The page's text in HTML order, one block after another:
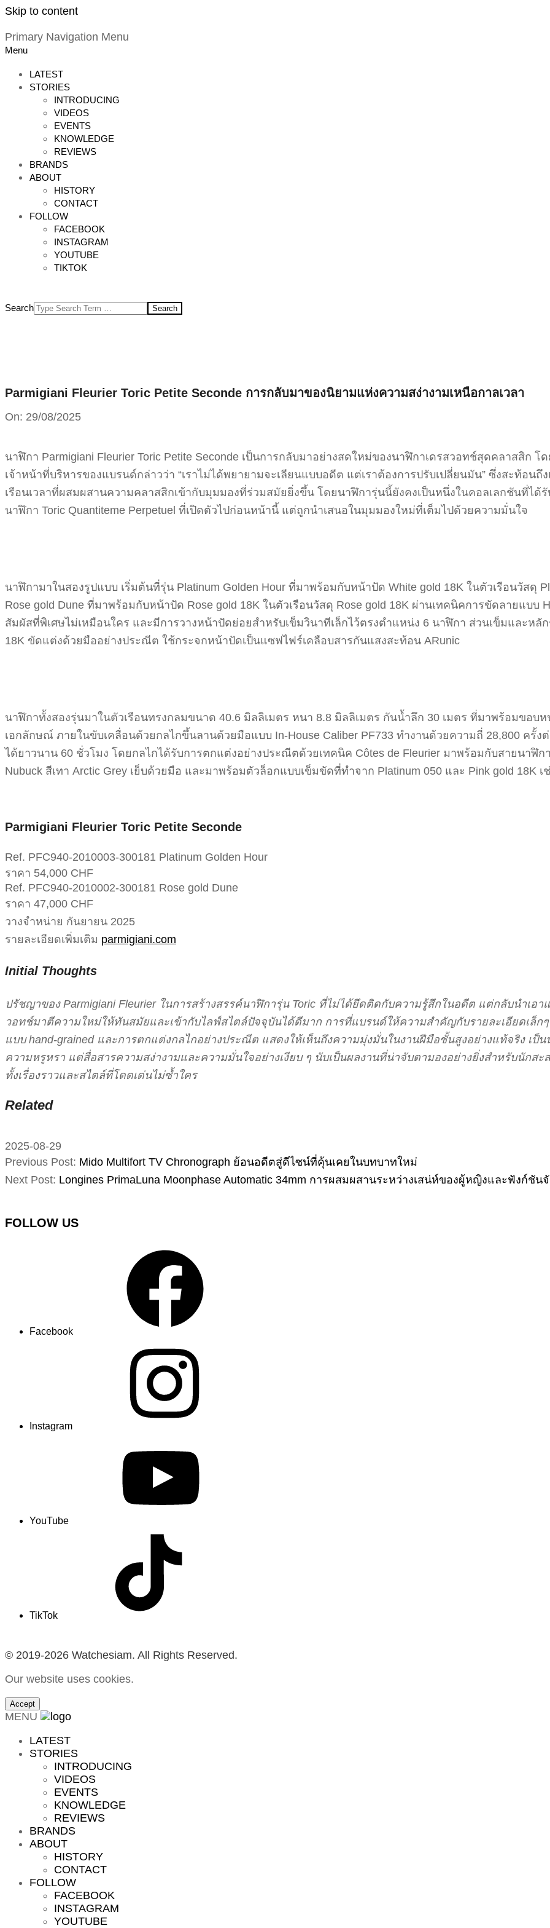
Skip to content
Primary Navigation Menu
Menu
LATEST
STORIES
INTRODUCING
VIDEOS
EVENTS
KNOWLEDGE
REVIEWS
BRANDS
ABOUT
HISTORY
CONTACT
FOLLOW
FACEBOOK
INSTAGRAM
YOUTUBE
TIKTOK
Search
Parmigiani Fleurier Toric Petite Seconde การกลับมาของนิยามแห่งความสง่างามเหนือกาลเวลา
On: 29/08/2025
นาฬิกา Parmigiani Fleurier Toric Petite Seconde เป็นการกลับมาอย่างสดใหม่ของนาฬิกาเดรสวอทช์สุดคลาสสิก โ
เจ้าหน้าที่บริหารของแบรนด์กล่าวว่า “เราไม่ได้พยายามจะเลียนแบบอดีต แต่เราต้องการปรับเปลี่ยนมัน” ซึ่งสะท้อนถึ
เรือนเวลาที่ผสมผสานความคลาสสิกเข้ากับมุมมองที่ร่วมสมัยยิ่งขึ้น โดยนาฬิการุ่นนี้ยังคงเป็นหนึ่งในคอลเลกชันที่ได้
นาฬิกา Toric Quantiteme Perpetuel ที่เปิดตัวไปก่อนหน้านี้ แต่ถูกนำเสนอในมุมมองใหม่ที่เต็มไปด้วยความมั่นใจ
นาฬิกามาในสองรูปแบบ เริ่มต้นที่รุ่น Platinum Golden Hour ที่มาพร้อมกับหน้าปัด White gold 18K ในตัวเรือนวัสดุ
Rose gold Dune ที่มาพร้อมกับหน้าปัด Rose gold 18K ในตัวเรือนวัสดุ Rose gold 18K ผ่านเทคนิคการขัดลายแบบ
สัมผัสที่พิเศษไม่เหมือนใคร และมีการวางหน้าปัดย่อยสำหรับเข็มวินาทีเล็กไว้ตรงตำแหน่ง 6 นาฬิกา ส่วนเข็มและหลั
18K ขัดแต่งด้วยมืออย่างประณีต ใช้กระจกหน้าปัดเป็นแซฟไฟร์เคลือบสารกันแสงสะท้อน ARunic
นาฬิกาทั้งสองรุ่นมาในตัวเรือนทรงกลมขนาด 40.6 มิลลิเมตร หนา 8.8 มิลลิเมตร กันน้ำลึก 30 เมตร ที่มาพร้อมขอบ
เอกลักษณ์ ภายในขับเคลื่อนด้วยกลไกขึ้นลานด้วยมือแบบ In-House Caliber PF733 ทำงานด้วยความถี่ 28,800 ครั้ง
ได้ยาวนาน 60 ชั่วโมง โดยกลไกได้รับการตกแต่งอย่างประณีตด้วยเทคนิค Côtes de Fleurier มาพร้อมกับสายนาฬิก
Nubuck สีเทา Arctic Grey เย็บด้วยมือ และมาพร้อมตัวล็อกแบบเข็มขัดที่ทำจาก Platinum 050 และ Pink gold 18K เ
Parmigiani Fleurier Toric Petite Seconde
Ref. PFC940-2010003-300181 Platinum Golden Hour
ราคา 54,000 CHF
Ref. PFC940-2010002-300181 Rose gold Dune
ราคา 47,000 CHF
วางจำหน่าย กันยายน 2025
รายละเอียดเพิ่มเติม parmigiani.com
Initial Thoughts
ปรัชญาของ Parmigiani Fleurier ในการสร้างสรรค์นาฬิการุ่น Toric ที่ไม่ได้ยึดติดกับความรู้สึกในอดีต แต่กลับนำเอ
วอทช์มาตีความใหม่ให้ทันสมัยและเข้ากับไลฟ์สไตล์ปัจจุบันได้ดีมาก การที่แบรนด์ให้ความสำคัญกับรายละเอียดเล็ก
แบบ hand-grained และการตกแต่งกลไกอย่างประณีต แสดงให้เห็นถึงความมุ่งมั่นในงานฝีมือชั้นสูงอย่างแท้จริง เป็
ความหรูหรา แต่สื่อสารความสง่างามและความมั่นใจอย่างเงียบ ๆ นับเป็นผลงานที่น่าจับตามองอย่างยิ่งสำหรับนักสะ
ทั้งเรื่องราวและสไตล์ที่โดดเด่นไม่ซ้ำใคร
Related
2025-08-29
Previous Post: Mido Multifort TV Chronograph ย้อนอดีตสู่ดีไซน์ที่คุ้นเคยในบทบาทใหม่
Next Post: Longines PrimaLuna Moonphase Automatic 34mm การผสมผสานระหว่างเสน่ห์ของผู้หญิงและฟังก์ชัน
FOLLOW US
Facebook
Instagram
YouTube
TikTok
© 2019-2026 Watchesiam. All Rights Reserved.
Our website uses cookies.
Accept
MENU
LATEST
STORIES
INTRODUCING
VIDEOS
EVENTS
KNOWLEDGE
REVIEWS
BRANDS
ABOUT
HISTORY
CONTACT
FOLLOW
FACEBOOK
INSTAGRAM
YOUTUBE